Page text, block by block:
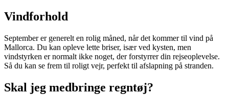
Vindforhold
September er generelt en rolig måned, når det kommer til vind på
Mallorca. Du kan opleve lette briser, især ved kysten, men
vindstyrken er normalt ikke noget, der forstyrrer din rejseoplevelse.
Så du kan se frem til roligt vejr, perfekt til afslapning på stranden.
Skal jeg medbringe regntøj?